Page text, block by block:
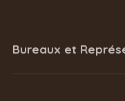
Bureaux et